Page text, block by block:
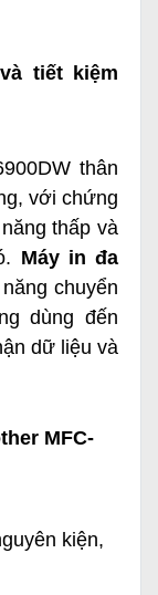
tiết kiệm
thân
với chứng
thấp và
Máy in đa
chuyển
dùng đến
dữ liệu và
MFC-
kiện,